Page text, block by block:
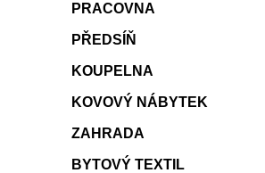
PRACOVNA
PŘEDSÍŇ
KOUPELNA
KOVOVÝ NÁBYTEK
ZAHRADA
BYTOVÝ TEXTIL